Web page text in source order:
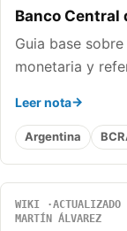
Banco Central
Guia base
monetaria y
Leer nota
Argentina
WIKI
MARTÍN ÁLVAREZ